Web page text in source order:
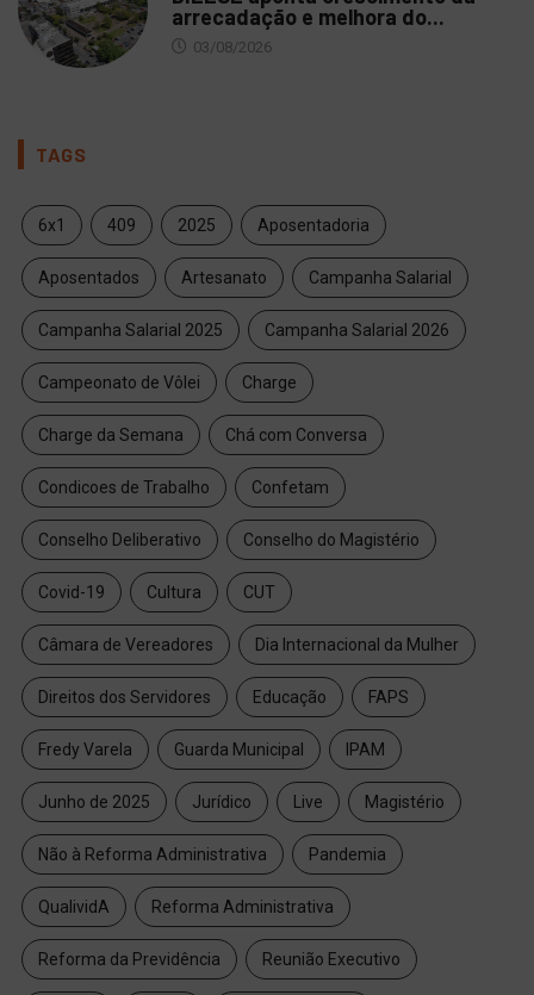
arrecadação e melhora do...
03/08/2026
TAGS
6x1 409 2025 Aposentadoria
Aposentados Artesanato Campanha Salarial
Campanha Salarial 2025 Campanha Salarial 2026
Campeonato de Vôlei Charge
Charge da Semana Chá com Conversa
Condicoes de Trabalho Confetam
Conselho Deliberativo Conselho do Magistério
Covid-19 Cultura CUT
Câmara de Vereadores Dia Internacional da Mulher
Direitos dos Servidores Educação FAPS
Fredy Varela Guarda Municipal IPAM
Junho de 2025 Jurídico Live Magistério
Não à Reforma Administrativa Pandemia
QualividA Reforma Administrativa
Reforma da Previdência Reunião Executivo